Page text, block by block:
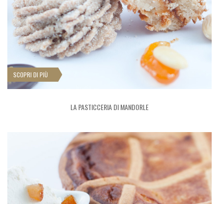
SCOPRI DI PIÙ
LA PASTICCERIA DI MANDORLE